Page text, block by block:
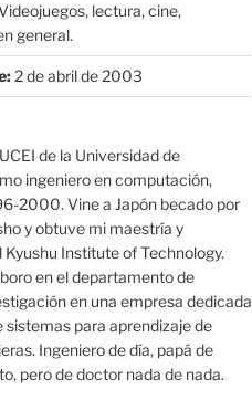
lectura, cine,
general.
2 de abril de 2003
de la Universidad de
ingeniero en computación,
2000. Vine a Japón becado por
y obtuve mi maestría y
Institute of Technology.
en el departamento de
en una empresa dedicada
sistemas para aprendizaje de
Ingeniero de día, papá de
pero de doctor nada de nada.